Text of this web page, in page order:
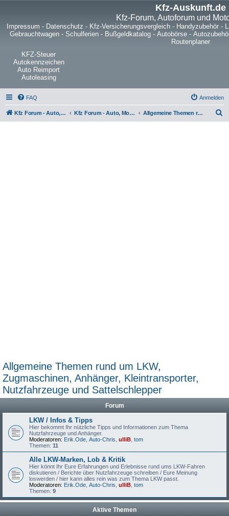
Kfz-Auskunft.de
Kfz-Forum, Autoforum und
Impressum - Datenschutz - Kfz-Versicherungsvergleich - Handyzubehör -
Gebrauchtwagen- Schulferien- Bußgeldkatalog- Autobörse-
Routenplaner
KFZ-Steuer
Autokennzeichen
Auto Reimport
Autoleasing
FAQ Anmelden
Kfz Forum - Auto, Motorrad und LKW Kfz Forum - Auto, Motorrad und LKW Allgemeine Themen rund um LKW, Zugmaschinen, Anhänger, Kleintransporter, Nutzfahrzeuge und Sattelschlepper
Allgemeine Themen rund um LKW,
Zugmaschinen, Anhänger, Kleintransporter,
Nutzfahrzeuge und Sattelschlepper
Forum
LKW / Infos & Tipps
Hier bekommt Ihr nützliche Tipps und Informationen zum Thema
Nutzfahrzeuge und Anhänger.
Moderatoren: Erik.Ode Auto-Chris ulliB tom
Themen: 11
Alle LKW-Marken, Lob & Kritik
Hier könnt Ihr Eure Erfahrungen und Erlebnisse rund ums LKW-Fahren
diskutieren / Berichte über Nutzfahrzeuge schreiben / Eure Meinung
loswerden / hier kann alles rein was zum Thema LKW passt.
Moderatoren: Erik.Ode Auto-Chris ulliB tom
Themen: 9
Aktive Themen